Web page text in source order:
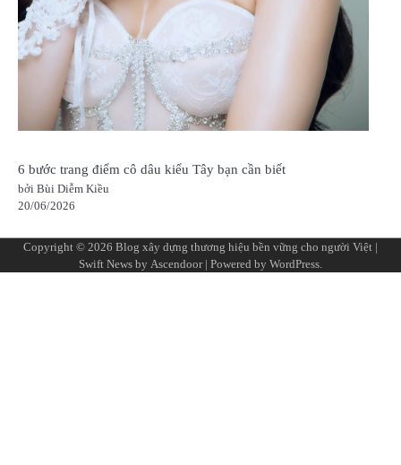
6 bước trang điểm cô dâu kiểu Tây bạn cần biết
bởi Bùi Diễm Kiều
20/06/2026
Copyright © 2026 Blog xây dựng thương hiệu bền vững cho người Việt |
Swift News by Ascendoor| Powered by WordPress